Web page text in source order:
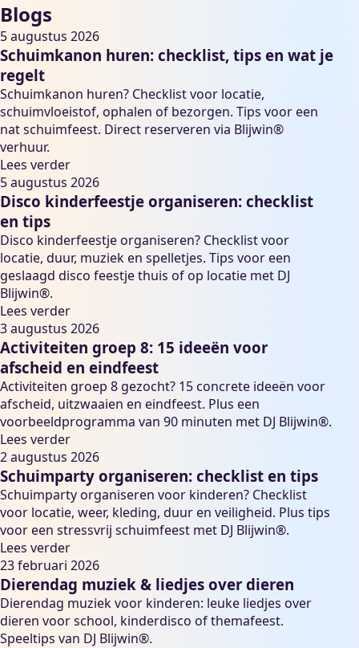
Blogs
5 augustus 2026
Schuimkanon huren: checklist, tips en wat je
regelt
Schuimkanon huren? Checklist voor locatie,
schuimvloeistof, ophalen of bezorgen. Tips voor een
nat schuimfeest. Direct reserveren via Blijwin®
verhuur.
Lees verder
5 augustus 2026
Disco kinderfeestje organiseren: checklist
en tips
Disco kinderfeestje organiseren? Checklist voor
locatie, duur, muziek en spelletjes. Tips voor een
geslaagd disco feestje thuis of op locatie met DJ
Blijwin®.
Lees verder
3 augustus 2026
Activiteiten groep 8: 15 ideeën voor
afscheid en eindfeest
Activiteiten groep 8 gezocht? 15 concrete ideeën voor
afscheid, uitzwaaien en eindfeest. Plus een
voorbeeldprogramma van 90 minuten met DJ Blijwin®.
Lees verder
2 augustus 2026
Schuimparty organiseren: checklist en tips
Schuimparty organiseren voor kinderen? Checklist
voor locatie, weer, kleding, duur en veiligheid. Plus tips
voor een stressvrij schuimfeest met DJ Blijwin®.
Lees verder
23 februari 2026
Dierendag muziek & liedjes over dieren
Dierendag muziek voor kinderen: leuke liedjes over
dieren voor school, kinderdisco of themafeest.
Speeltips van DJ Blijwin®.